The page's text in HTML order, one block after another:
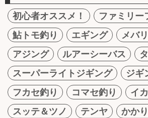
初心者オススメ！
ファミリー
鮎トモ釣り
エギング
メバ
アジング
ルアーシーバス
スーパーライトジギング
ジギ
フカセ釣り
コマセ釣り
イ
スッテ＆ツノ
テンヤ
かか